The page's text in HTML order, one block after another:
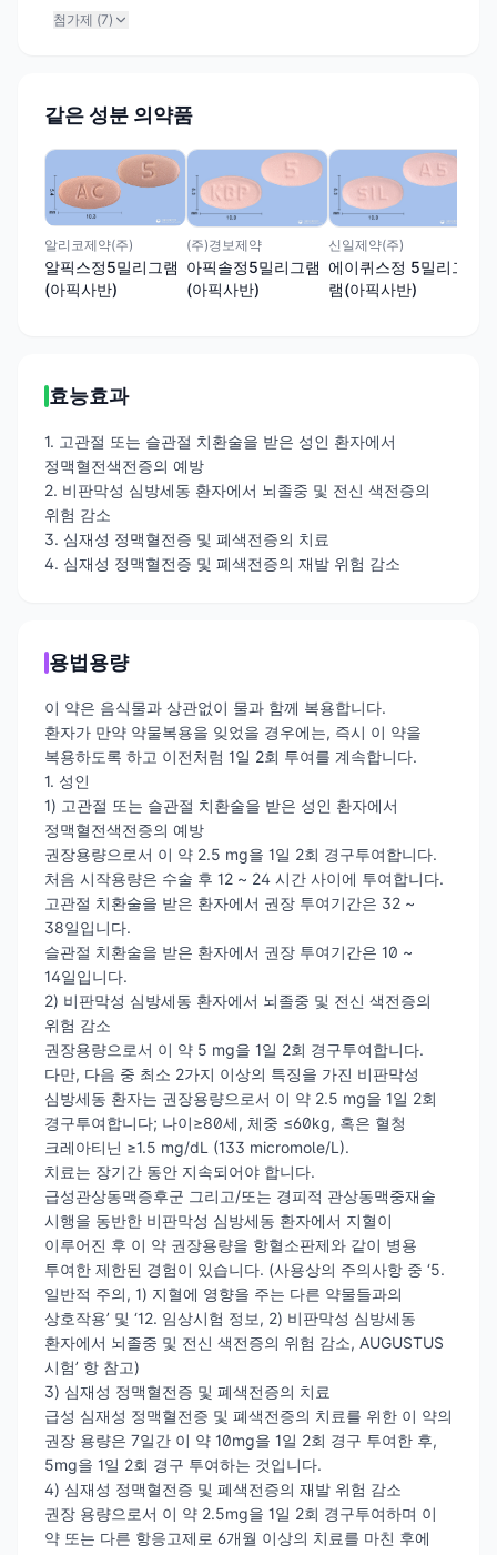
첨가제 (7)
같은 성분 의약품
알리코제약(주)
알픽스정5밀리그램
(아픽사반)
(주)경보제약
아픽솔정5밀리그램
(아픽사반)
신일제약(주)
에이퀴스정 5밀리그
램(아픽사반)
효능효과
1. 고관절 또는 슬관절 치환술을 받은 성인 환자에서
정맥혈전색전증의 예방
2. 비판막성 심방세동 환자에서 뇌졸중 및 전신 색전증의
위험 감소
3. 심재성 정맥혈전증 및 폐색전증의 치료
4. 심재성 정맥혈전증 및 폐색전증의 재발 위험 감소
용법용량
이 약은 음식물과 상관없이 물과 함께 복용합니다.
환자가 만약 약물복용을 잊었을 경우에는, 즉시 이 약을
복용하도록 하고 이전처럼 1일 2회 투여를 계속합니다.
1. 성인
1) 고관절 또는 슬관절 치환술을 받은 성인 환자에서
정맥혈전색전증의 예방
권장용량으로서 이 약 2.5 mg을 1일 2회 경구투여합니다.
처음 시작용량은 수술 후 12 ~ 24 시간 사이에 투여합니다.
고관절 치환술을 받은 환자에서 권장 투여기간은 32 ~
38일입니다.
슬관절 치환술을 받은 환자에서 권장 투여기간은 10 ~
14일입니다.
2) 비판막성 심방세동 환자에서 뇌졸중 및 전신 색전증의
위험 감소
권장용량으로서 이 약 5 mg을 1일 2회 경구투여합니다.
다만, 다음 중 최소 2가지 이상의 특징을 가진 비판막성
심방세동 환자는 권장용량으로서 이 약 2.5 mg을 1일 2회
경구투여합니다; 나이≥80세, 체중 ≤60kg, 혹은 혈청
크레아티닌 ≥1.5 mg/dL (133 micromole/L).
치료는 장기간 동안 지속되어야 합니다.
급성관상동맥증후군 그리고/또는 경피적 관상동맥중재술
시행을 동반한 비판막성 심방세동 환자에서 지혈이
이루어진 후 이 약 권장용량을 항혈소판제와 같이 병용
투여한 제한된 경험이 있습니다. (사용상의 주의사항 중 ‘5.
일반적 주의, 1) 지혈에 영향을 주는 다른 약물들과의
상호작용’ 및 ‘12. 임상시험 정보, 2) 비판막성 심방세동
환자에서 뇌졸중 및 전신 색전증의 위험 감소, AUGUSTUS
시험’ 항 참고)
3) 심재성 정맥혈전증 및 폐색전증의 치료
급성 심재성 정맥혈전증 및 폐색전증의 치료를 위한 이 약의
권장 용량은 7일간 이 약 10mg을 1일 2회 경구 투여한 후,
5mg을 1일 2회 경구 투여하는 것입니다.
4) 심재성 정맥혈전증 및 폐색전증의 재발 위험 감소
권장 용량으로서 이 약 2.5mg을 1일 2회 경구투여하며 이
약 또는 다른 항응고제로 6개월 이상의 치료를 마친 후에